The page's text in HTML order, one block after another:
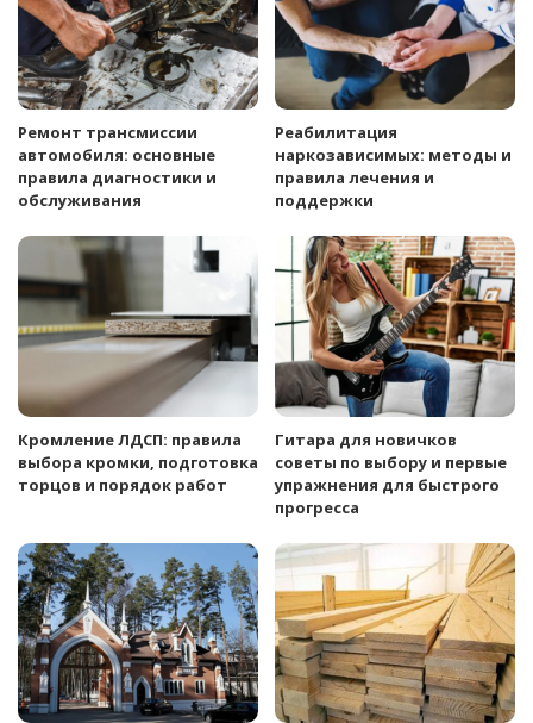
Ремонт трансмиссии
автомобиля: основные
правила диагностики и
обслуживания
Реабилитация
наркозависимых: методы и
правила лечения и
поддержки
Кромление ЛДСП: правила
выбора кромки, подготовка
торцов и порядок работ
Гитара для новичков
советы по выбору и первые
упражнения для быстрого
прогресса